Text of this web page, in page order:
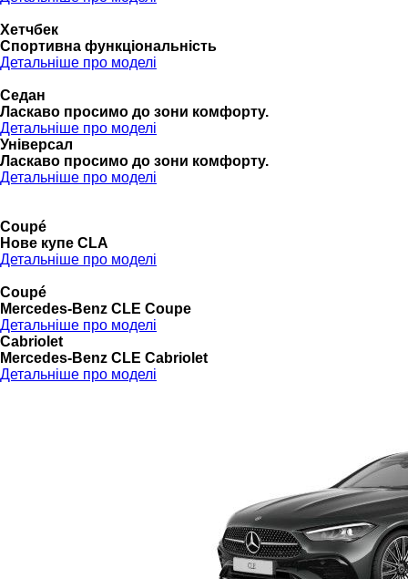
Хетчбек
Спортивна функціональність
Детальніше про моделі
Седан
Ласкаво просимо до зони комфорту.
Детальніше про моделі
Універсал
Ласкаво просимо до зони комфорту.
Детальніше про моделі
Coupé
Нове купе CLA
Детальніше про моделі
Coupé
Mercedes-Benz CLE Coupe
Детальніше про моделі
Cabriolet
Mercedes-Benz CLE Cabriolet
Детальніше про моделі